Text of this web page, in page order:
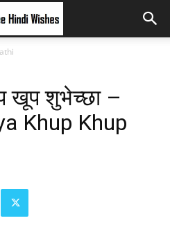
खूप शुभेच्छा –
Khup Khup